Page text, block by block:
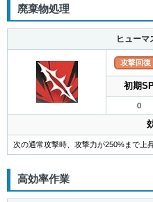
廃棄物処理
ヒューマ
攻撃回復
初期
0
次の通常攻撃時、攻撃力が250%まで上
高効率作業